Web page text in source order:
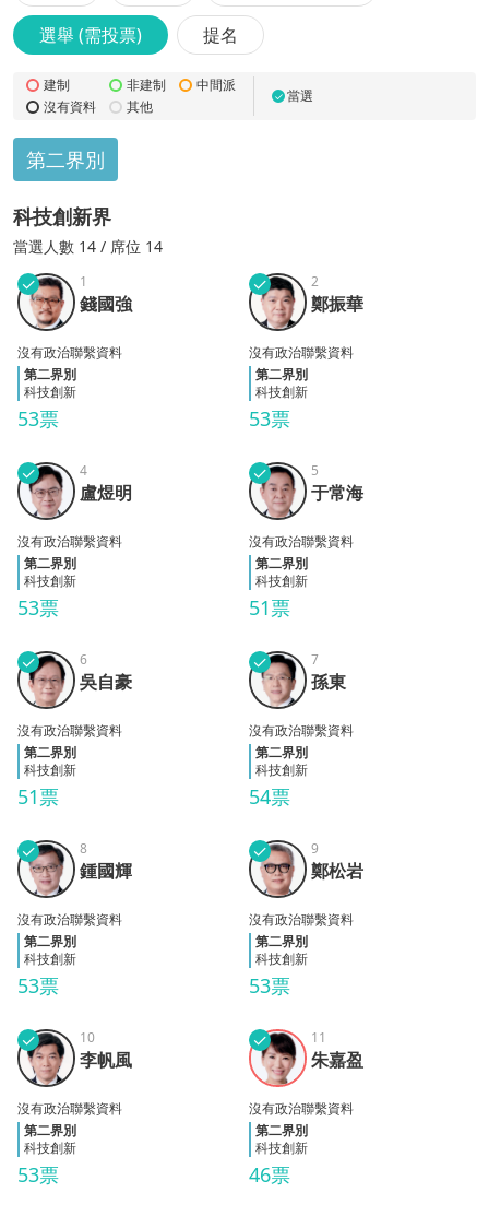
選舉 (需投票)
提名
建制 非建制
中間派
沒有資料
其他
✓ 當選
第二界別
科技創新界
當選人數 14 / 席位 14
錢國
強
✓
53票
1
錢國強
沒有政治聯繫資料
第二界別
科技創新
鄭振
華
✓
53票
2
鄭振華
沒有政治聯繫資料
第二界別
科技創新
盧煜
明
✓
53票
4
盧煜明
沒有政治聯繫資料
第二界別
科技創新
于常
海
✓
51票
5
于常海
沒有政治聯繫資料
第二界別
科技創新
吳自
豪
✓
51票
6
吳自豪
沒有政治聯繫資料
第二界別
科技創新
孫東
✓
54票
7
孫東
沒有政治聯繫資料
第二界別
科技創新
鍾國
輝
✓
53票
8
鍾國輝
沒有政治聯繫資料
第二界別
科技創新
鄭松
岩
✓
53票
9
鄭松岩
沒有政治聯繫資料
第二界別
科技創新
李帆
風
✓
53票
10
李帆風
沒有政治聯繫資料
第二界別
科技創新
朱嘉
盈
✓
46票
11
朱嘉盈
沒有政治聯繫資料
第二界別
科技創新